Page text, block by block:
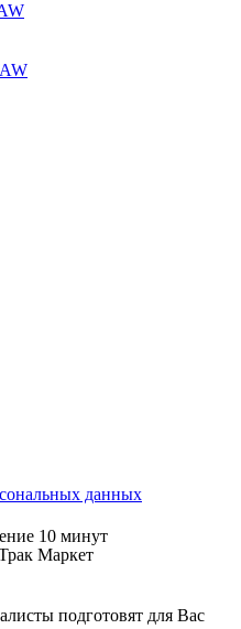
данных
10 минут
подготовят для Вас